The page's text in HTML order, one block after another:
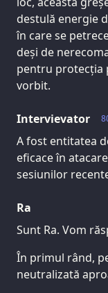
destulă energie
în care se
deși de
pentru protecția
vorbit.
Intervievator
A fost entitatea
eficace în
sesiunilor
Ra
Sunt Ra. Vom
În primul rând,
neutralizată